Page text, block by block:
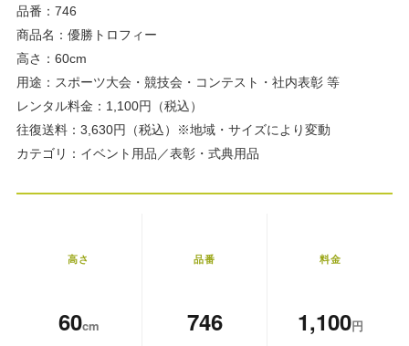
品番：746
商品名：優勝トロフィー
高さ：60cm
用途：スポーツ大会・競技会・コンテスト・社内表彰 等
レンタル料金：1,100円（税込）
往復送料：3,630円（税込）※地域・サイズにより変動
カテゴリ：イベント用品／表彰・式典用品
高さ
60cm
品番
746
料金
1,100円